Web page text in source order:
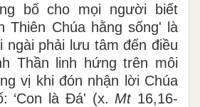
bố cho mọi người biết
Thiên Chúa hằng sống' là
ngài phải lưu tâm đến điều
Thần linh hứng trên môi
vị khi đón nhận lời Chúa
‘Con là Đá' (x. Mt16,16-